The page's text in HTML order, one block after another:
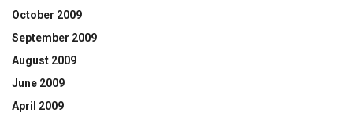
October 2009
September 2009
August 2009
June 2009
April 2009